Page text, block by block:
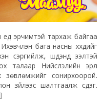
үед эрчимтэй тархаж байгаа
бага насны хүүхдийг
сэргийлж, шүдэнд ээлтэй
талаар Нийслэлийн эрүүл
зөвлөмжийг сонирхоорой.
зүйлээс шалтгаалж үүсдэг.